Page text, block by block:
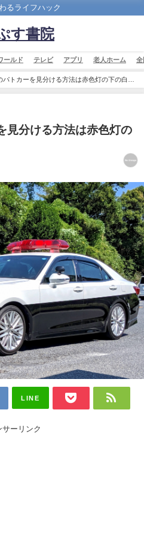
るライフハック
す書院
ールド テレビ アプリ 老人ホーム 全
パトカーを見分ける方法は赤色灯の下の白い
見分ける方法は赤色灯の
LINE
サーリンク